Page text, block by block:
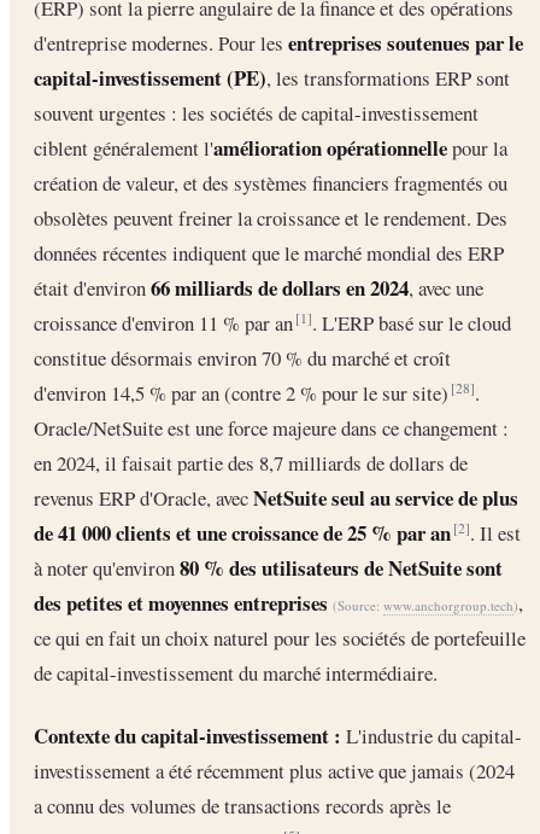
(ERP) sont la pierre angulaire de la finance et des opérations
d'entreprise modernes. Pour les entreprises soutenues par le
capital-investissement (PE), les transformations ERP sont
souvent urgentes : les sociétés de capital-investissement
ciblent généralement l'amélioration opérationnellepour la
création de valeur, et des systèmes financiers fragmentés ou
obsolètes peuvent freiner la croissance et le rendement. Des
données récentes indiquent que le marché mondial des ERP
était d'environ66 milliards de dollars en 2024, avec une
croissance d'environ 11 % par an[1]. L'ERP basé sur le cloud
constitue désormais environ 70 % du marché et croît
d'environ 14,5 % par an (contre 2 % pour le sur site)[28].
Oracle/NetSuite est une force majeure dans ce changement :
en 2024, il faisait partie des 8,7 milliards de dollars de
revenus ERP d'Oracle, avecNetSuite seul au service de plus
de 41 000 clients et une croissance de 25 % par an [2]. Il est
à noter qu'environ80 % des utilisateurs de NetSuite sont
des petites et moyennes entreprises (Source: www.anchorgroup.tech),
ce qui en fait un choix naturel pour les sociétés de portefeuille
de capital-investissement du marché intermédiaire.
Contexte du capital-investissement : L'industrie du capital-
investissement a été récemment plus active que jamais (2024
a connu des volumes de transactions records après le